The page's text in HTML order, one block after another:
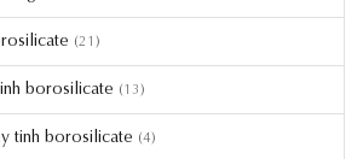
(21)
borosilicate (13)
tinh borosilicate (4)